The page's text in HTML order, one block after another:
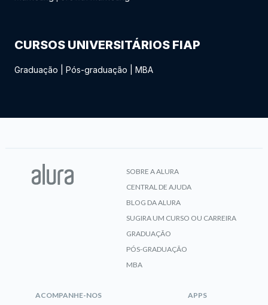
CURSOS UNIVERSITÁRIOS FIAP
Graduação Pós-graduação MBA
SOBRE A ALURA
CENTRAL DE AJUDA
BLOG DA ALURA
SUGIRA UM CURSO OU CARREIRA
GRADUAÇÃO
PÓS-GRADUAÇÃO
MBA
ACOMPANHE-NOS APPS